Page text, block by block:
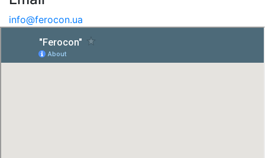
info@ferocon.ua